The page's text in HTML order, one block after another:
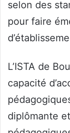
selon des
pour faire
L’ISTA de
capacité
diplômante